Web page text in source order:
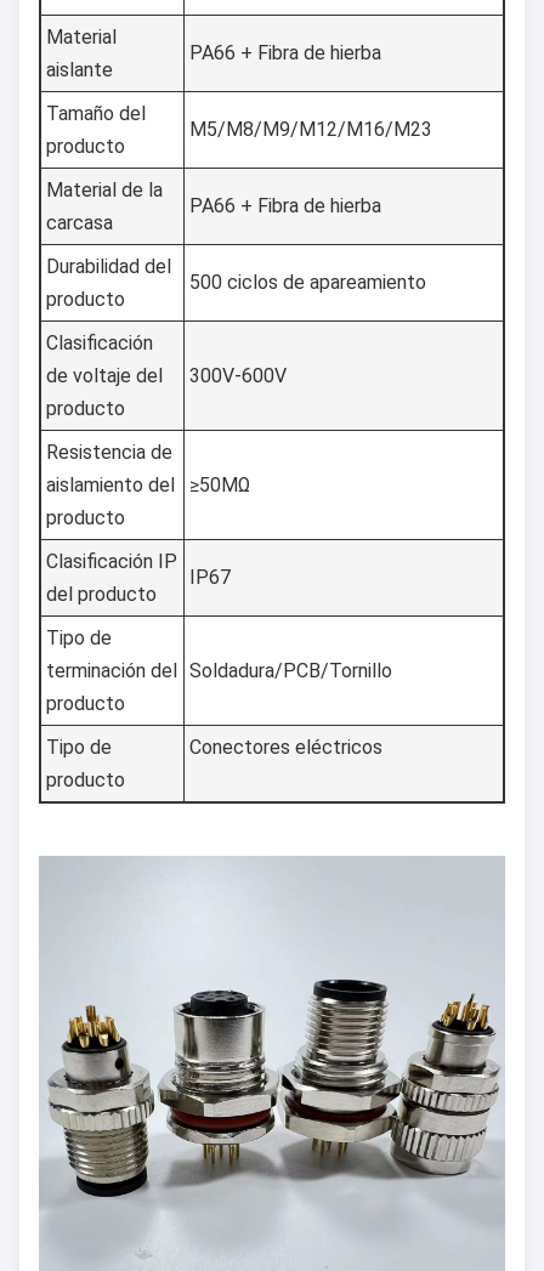
Material
aislante
PA66 + Fibra de hierba
Tamaño del
producto
M5/M8/M9/M12/M16/M23
Material de la
carcasa
PA66 + Fibra de hierba
Durabilidad del
producto
500 ciclos de apareamiento
Clasificación
de voltaje del
producto
300V-600V
Resistencia de
aislamiento del
producto
≥50MΩ
Clasificación IP
del producto
IP67
Tipo de
terminación del
producto
Soldadura/PCB/Tornillo
Tipo de
producto
Conectores eléctricos